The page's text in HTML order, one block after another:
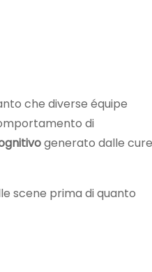
che diverse équipe
di
generato dalle cure
scene prima di quanto